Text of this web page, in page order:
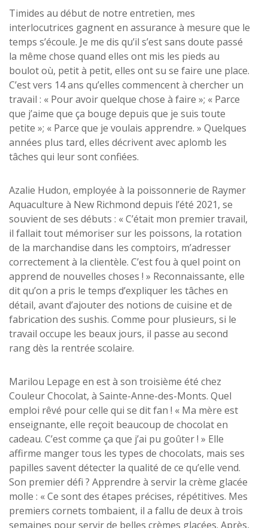
Timides au début de notre entretien, mes
interlocutrices gagnent en assurance à mesure que le
temps s’écoule. Je me dis qu’il s’est sans doute passé
la même chose quand elles ont mis les pieds au
boulot où, petit à petit, elles ont su se faire une place.
C’est vers 14 ans qu’elles commencent à chercher un
travail : « Pour avoir quelque chose à faire »; « Parce
que j’aime que ça bouge depuis que je suis toute
petite »; « Parce que je voulais apprendre. » Quelques
années plus tard, elles décrivent avec aplomb les
tâches qui leur sont confiées.
Azalie Hudon, employée à la poissonnerie de Raymer
Aquaculture à New Richmond depuis l’été 2021, se
souvient de ses débuts : « C’était mon premier travail,
il fallait tout mémoriser sur les poissons, la rotation
de la marchandise dans les comptoirs, m’adresser
correctement à la clientèle. C’est fou à quel point on
apprend de nouvelles choses ! » Reconnaissante, elle
dit qu’on a pris le temps d’expliquer les tâches en
détail, avant d’ajouter des notions de cuisine et de
fabrication des sushis. Comme pour plusieurs, si le
travail occupe les beaux jours, il passe au second
rang dès la rentrée scolaire.
Marilou Lepage en est à son troisième été chez
Couleur Chocolat, à Sainte-Anne-des-Monts. Quel
emploi rêvé pour celle qui se dit fan ! « Ma mère est
enseignante, elle reçoit beaucoup de chocolat en
cadeau. C’est comme ça que j’ai pu goûter ! » Elle
affirme manger tous les types de chocolats, mais ses
papilles savent détecter la qualité de ce qu’elle vend.
Son premier défi ? Apprendre à servir la crème glacée
molle : « Ce sont des étapes précises, répétitives. Mes
premiers cornets tombaient, il a fallu de deux à trois
semaines pour servir de belles crèmes glacées. Après,